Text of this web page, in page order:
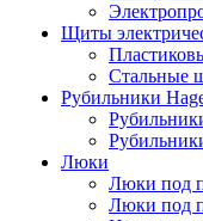
Щиты
Стальные
Рубильники
Люки
Люки под
Люки под